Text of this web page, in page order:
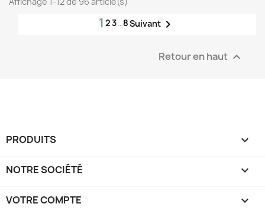
1 23…8Suivant 
Retour en haut 
PRODUITS 
NOTRE SOCIÉTÉ 
VOTRE COMPTE 